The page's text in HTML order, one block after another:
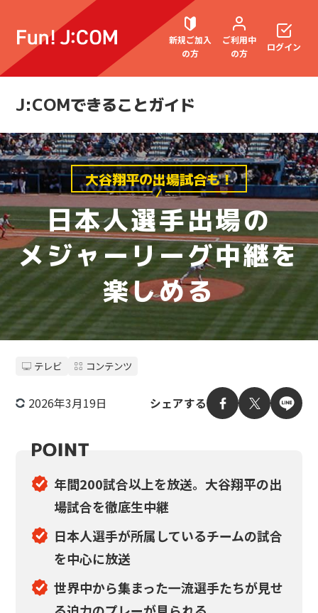
新規ご加入
の方
ご利用中
の方
お困りごと解決・よくあるご質問
ウェブメール マガジン
ログイン
J:COMできることガイド
大谷翔平の出場試合も！
日本人選手出場の
メジャーリーグ中継を
楽しめる
テレビ コンテンツ
2026年3月19日 シェアする
年間200試合以上を放送。大谷翔平の出
場試合を徹底生中継
日本人選手が所属しているチームの試合
を中心に放送
世界中から集まった一流選手たちが見せ